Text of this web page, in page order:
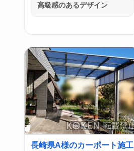
高級感のあるデザイン
長崎県A様のカーポート施工